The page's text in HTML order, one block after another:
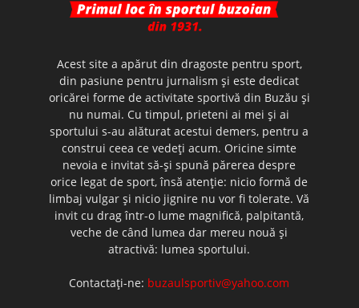
Acest site a apărut din dragoste pentru sport,
din pasiune pentru jurnalism şi este dedicat
oricărei forme de activitate sportivă din Buzău şi
nu numai. Cu timpul, prieteni ai mei şi ai
sportului s-au alăturat acestui demers, pentru a
construi ceea ce vedeţi acum. Oricine simte
nevoia e invitat să-şi spună părerea despre
orice legat de sport, însă atenţie: nicio formă de
limbaj vulgar şi nicio jignire nu vor fi tolerate. Vă
invit cu drag într-o lume magnifică, palpitantă,
veche de când lumea dar mereu nouă şi
atractivă: lumea sportului.
Contactați-ne: buzaulsportiv@yahoo.com